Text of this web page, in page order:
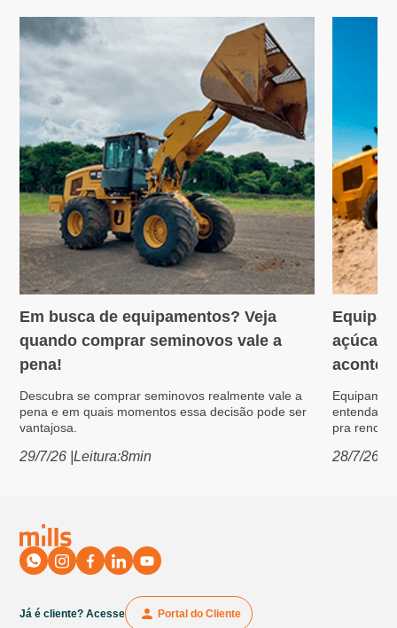
Variedades
Em busca de equipamentos? Veja
quando comprar seminovos vale a
pena!
Descubra se comprar seminovos realmente vale a
pena e em quais momentos essa decisão pode ser
vantajosa.
29/7/26 |Leitura:8min
açúcar:
entenda
pra
28/7/26
Já é cliente? Acesse Portal do Cliente